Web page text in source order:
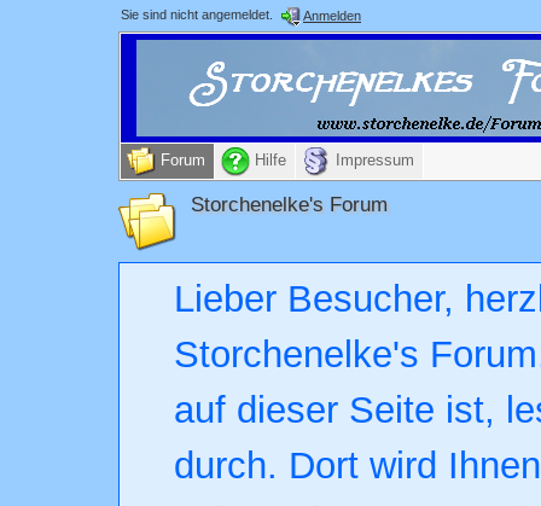
Sie sind nicht angemeldet. Anmelden
Forum Hilfe Impressum
Storchenelke's Forum
Lieber Besucher,
Storchenelke's
auf dieser Seite ist,
durch. Dort wird